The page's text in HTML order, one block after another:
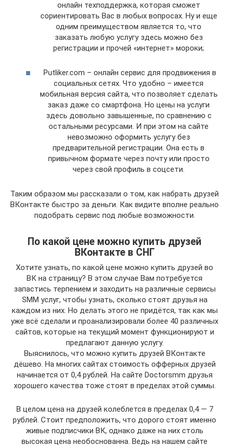
онлайн техподдержка, которая сможет
сориентировать Вас в любых вопросах. Ну и еще
одним преимуществом является то, что
заказать любую услугу здесь можно без
регистрации и прочей «интернет» мороки;
Putliker.com – онлайн сервис для продвижения в
социальных сетях. Что удобно – имеется
мобильная версия сайта, что позволяет сделать
заказ даже со смартфона. Но цены на услуги
здесь довольно завышенные, по сравнению с
остальными ресурсами. И при этом на сайте
невозможно оформить услугу без
предварительной регистрации. Она есть в
привычном формате через почту или просто
через свой профиль в соцсети.
Таким образом мы рассказали о том, как набрать друзей
ВКонтакте быстро за деньги. Как видите вполне реально
подобрать сервис под любые возможности.
По какой цене можно купить друзей
ВКонтакте в СНГ
Хотите узнать, по какой цене можно купить друзей во
ВК на страницу? В этом случае Вам потребуется
запастись терпением и заходить на различные сервисы
SMM услуг, чтобы узнать, сколько стоят друзья на
каждом из них. Но делать этого не придётся, так как мы
уже всё сделали и проанализировали более 40 различных
сайтов, которые на текущий момент функционируют и
предлагают данную услугу.
Выяснилось, что можно купить друзей ВКонтакте
дёшево. На многих сайтах стоимость офферных друзей
начинается от 0,4 рублей. На сайте Doctorsmm друзья
хорошего качества тоже стоят в пределах этой суммы.
В целом цена на друзей колеблется в пределах 0,4 — 7
рублей. Стоит предположить, что дорого стоят именно
живые подписчики ВК, однако даже на них столь
высокая цена необоснованна. Ведь на нашем сайте